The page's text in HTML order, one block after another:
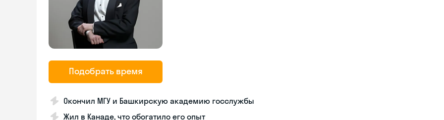
Подобрать время
Окончил МГУ и Башкирскую академию госслужбы
Жил в Канаде, что обогатило его опыт